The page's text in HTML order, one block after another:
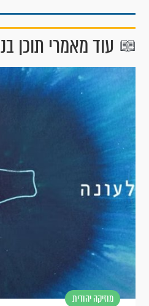
עוד מאמרי תוכן
מוזיקה יהודית